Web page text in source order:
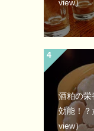
view）
酒粕の栄
効能！？
view）